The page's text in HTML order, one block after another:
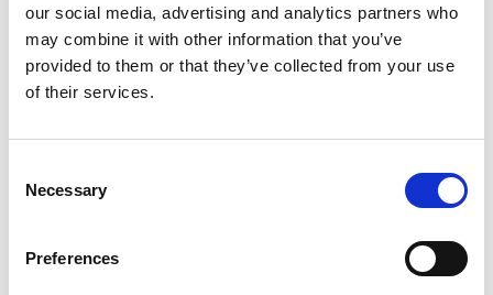
our social media, advertising and analytics partners who
may combine it with other information that you’ve
provided to them or that they’ve collected from your use
of their services.
Selection
Necessary
Preferences